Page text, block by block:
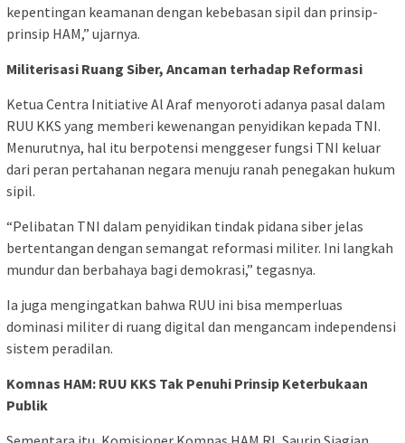
kepentingan keamanan dengan kebebasan sipil dan prinsip-
prinsip HAM,” ujarnya.
Militerisasi Ruang Siber, Ancaman terhadap Reformasi
Ketua Centra Initiative Al Araf menyoroti adanya pasal dalam
RUU KKS yang memberi kewenangan penyidikan kepada TNI.
Menurutnya, hal itu berpotensi menggeser fungsi TNI keluar
dari peran pertahanan negara menuju ranah penegakan hukum
sipil.
“Pelibatan TNI dalam penyidikan tindak pidana siber jelas
bertentangan dengan semangat reformasi militer. Ini langkah
mundur dan berbahaya bagi demokrasi,” tegasnya.
Ia juga mengingatkan bahwa RUU ini bisa memperluas
dominasi militer di ruang digital dan mengancam independensi
sistem peradilan.
Komnas HAM: RUU KKS Tak Penuhi Prinsip Keterbukaan
Publik